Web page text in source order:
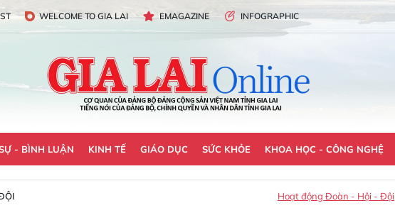
WELCOME TO GIA LAI EMAGAZINE INFOGRAPHIC
- BÌNH LUẬN KINH TẾ GIÁO DỤC SỨC KHỎE KHOA HỌC - CÔNG NGHỆ
Hoạt động Đoàn - Hội - Đội